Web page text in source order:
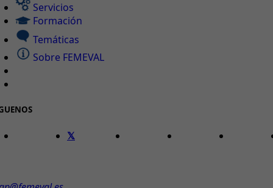
Servicios
Formación
Temáticas
Sobre FEMEVAL